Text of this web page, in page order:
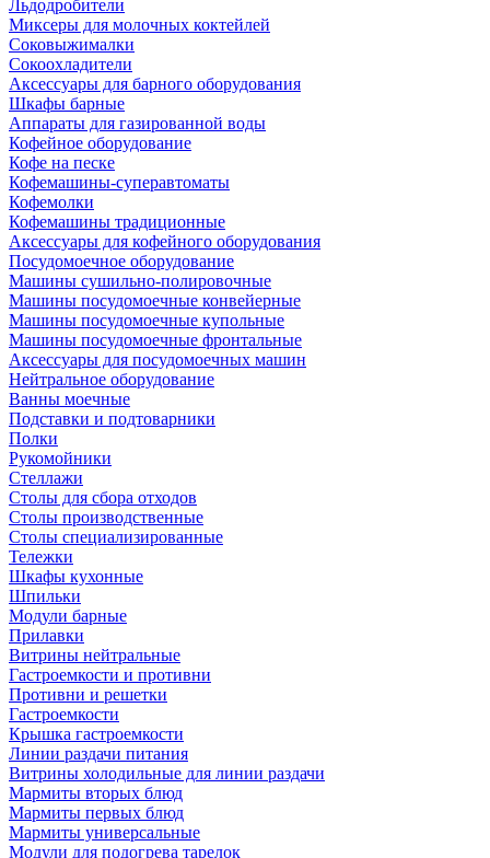
Льдодробители
Миксеры для молочных коктейлей
Соковыжималки
Сокоохладители
Аксессуары для барного оборудования
Шкафы барные
Аппараты для газированной воды
Кофейное оборудование
Кофе на песке
Кофемашины-суперавтоматы
Кофемолки
Кофемашины традиционные
Аксессуары для кофейного оборудования
Посудомоечное оборудование
Машины сушильно-полировочные
Машины посудомоечные конвейерные
Машины посудомоечные купольные
Машины посудомоечные фронтальные
Аксессуары для посудомоечных машин
Нейтральное оборудование
Ванны моечные
Подставки и подтоварники
Полки
Рукомойники
Стеллажи
Столы для сбора отходов
Столы производственные
Столы специализированные
Тележки
Шкафы кухонные
Шпильки
Модули барные
Прилавки
Витрины нейтральные
Гастроемкости и противни
Противни и решетки
Гастроемкости
Крышка гастроемкости
Линии раздачи питания
Витрины холодильные для линии раздачи
Мармиты вторых блюд
Мармиты первых блюд
Мармиты универсальные
Модули для подогрева тарелок